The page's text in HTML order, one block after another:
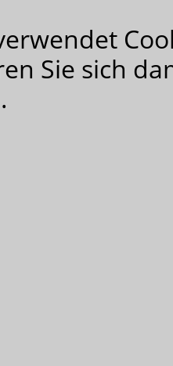
Sie sich